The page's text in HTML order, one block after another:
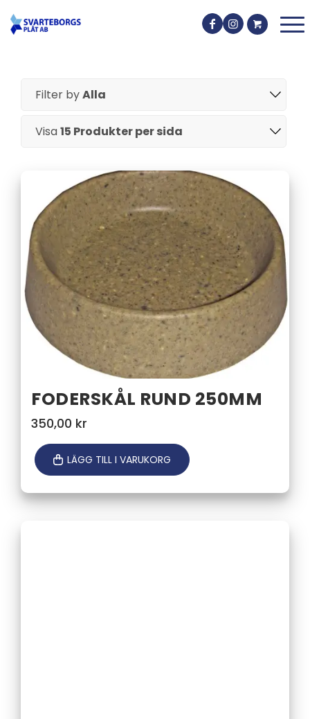
Filter byAlla
Visa15 Produkter per sida
FODERSKÅL RUND 250MM
350,00 kr
LÄGG TILL I VARUKORG